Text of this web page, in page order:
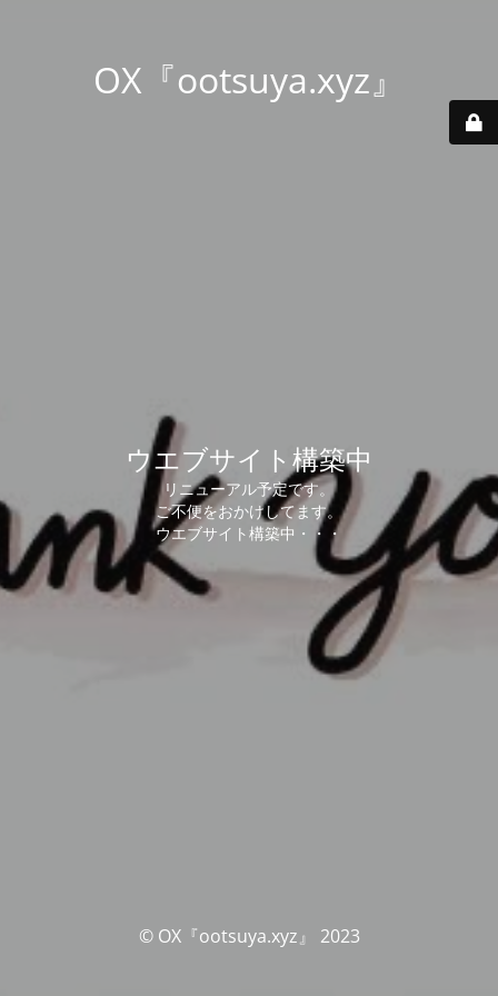
OX『ootsuya.xyz』
ウエブサイト構築中
リニューアル予定です。
ご不便をおかけしてます。
ウエブサイト構築中・・・
© OX『ootsuya.xyz』 2023